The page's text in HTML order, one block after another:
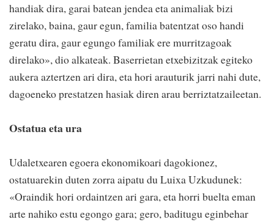
handiak dira, garai batean jendea eta animaliak bizi
zirelako, baina, gaur egun, familia batentzat oso handi
geratu dira, gaur egungo familiak ere murritzagoak
direlako», dio alkateak. Baserrietan etxebizitzak egiteko
aukera aztertzen ari dira, eta hori arauturik jarri nahi dute,
dagoeneko prestatzen hasiak diren arau berriztatzaileetan.
Ostatua eta ura
Udaletxearen egoera ekonomikoari dagokionez,
ostatuarekin duten zorra aipatu du Luixa Uzkudunek:
«Oraindik hori ordaintzen ari gara, eta horri buelta eman
arte nahiko estu egongo gara; gero, baditugu eginbehar